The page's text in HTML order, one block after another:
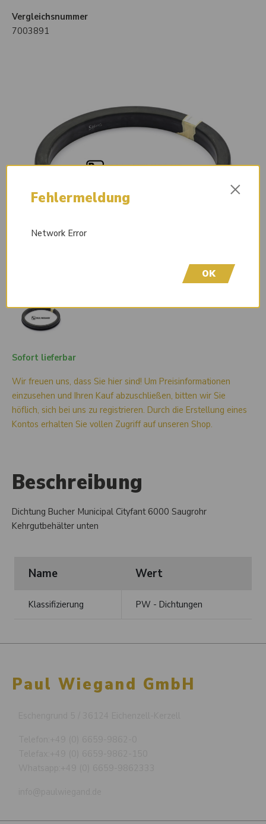
Vergleichsnummer
7003891
Sofort lieferbar
Wir freuen uns, dass Sie hier sind! Um Preisinformationen
einzusehen und Ihren Kauf abzuschließen, bitten wir Sie
höflich, sich bei uns zu registrieren. Durch die Erstellung eines
Kontos erhalten Sie vollen Zugriff auf unseren Shop.
Beschreibung
Dichtung Bucher Municipal Cityfant 6000 Saugrohr
Kehrgutbehälter unten
Name Wert
Klassifizierung PW - Dichtungen
Paul Wiegand GmbH
Fehlermeldung ×
Network Error
OK